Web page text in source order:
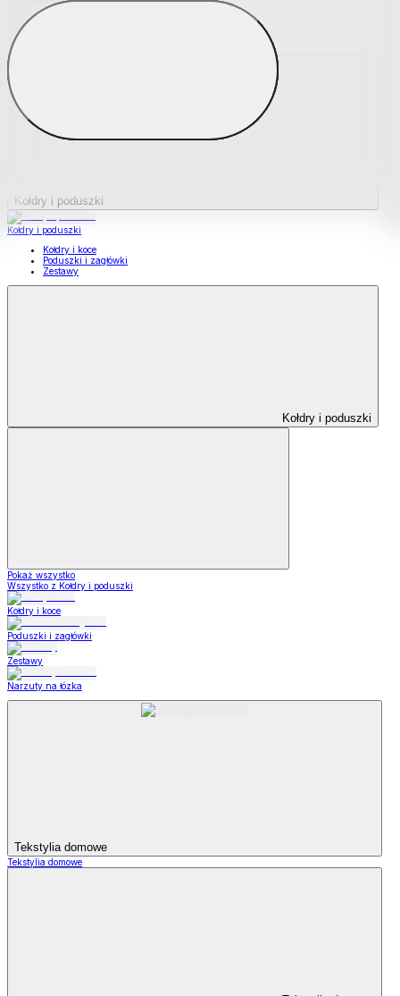
Podkładki na materace
Materace nawierzchniowe
Kołdry i poduszki
Kołdry i poduszki
Kołdry i koce
Poduszki i zagłówki
Zestawy
Kołdry i poduszki
Pokaż wszystko
Wszystko z Kołdry i poduszki
Kołdry i koce
Poduszki i zagłówki
Zestawy
Narzuty na łózka
Tekstylia domowe
Tekstylia domowe